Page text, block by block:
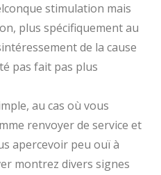
stimulation mais
plus spécifiquement au
de la cause
pas fait pas plus
au cas où vous
renvoyer de service et
apercevoir peu ouï à
montrez divers signes